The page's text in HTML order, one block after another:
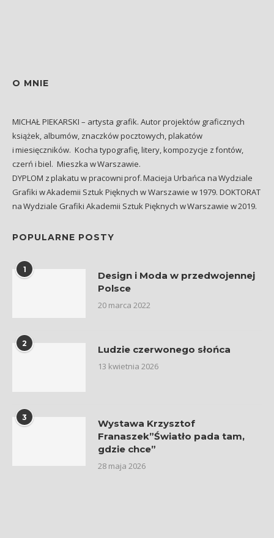
O MNIE
MICHAŁ PIEKARSKI – artysta grafik. Autor projektów graficznych
książek, albumów, znaczków pocztowych, plakatów
i miesięczników. Kocha typografię, litery, kompozycje z fontów,
czerń i biel. Mieszka w Warszawie.
DYPLOM z plakatu w pracowni prof. Macieja Urbańca na Wydziale
Grafiki w Akademii Sztuk Pięknych w Warszawie w 1979. DOKTORAT
na Wydziale Grafiki Akademii Sztuk Pięknych w Warszawie w 2019.
POPULARNE POSTY
1
Design i Moda w przedwojennej
Polsce
20 marca 2022
2 Ludzie czerwonego słońca
13 kwietnia 2026
3
Wystawa Krzysztof
Franaszek”Światło pada tam,
gdzie chce”
28 maja 2026